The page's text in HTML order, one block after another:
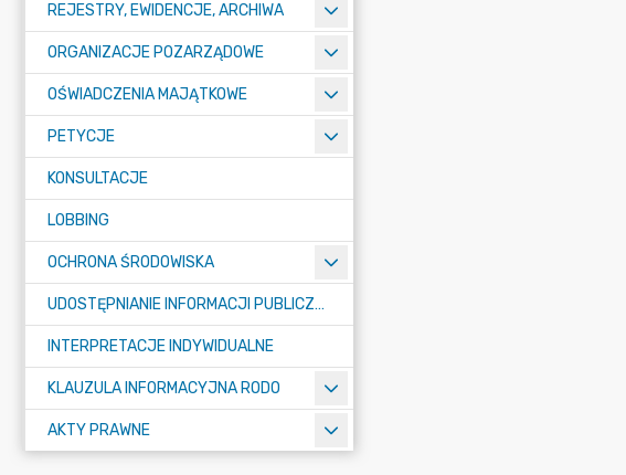
REJESTRY, EWIDENCJE, ARCHIWA
ORGANIZACJE POZARZĄDOWE
OŚWIADCZENIA MAJĄTKOWE
PETYCJE
KONSULTACJE
LOBBING
OCHRONA ŚRODOWISKA
UDOSTĘPNIANIE INFORMACJI PUBLICZNEJ
INTERPRETACJE INDYWIDUALNE
KLAUZULA INFORMACYJNA RODO
AKTY PRAWNE